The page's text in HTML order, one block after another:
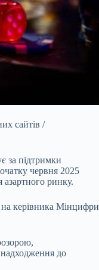
сайтів /
за підтримки
червня 2025
азартного ринку.
керівника Мінцифри
надходження до